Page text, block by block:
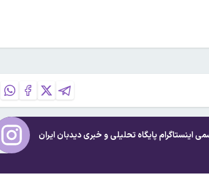
اینستاگرام پایگاه تحلیلی و خبریدیدبان ایران